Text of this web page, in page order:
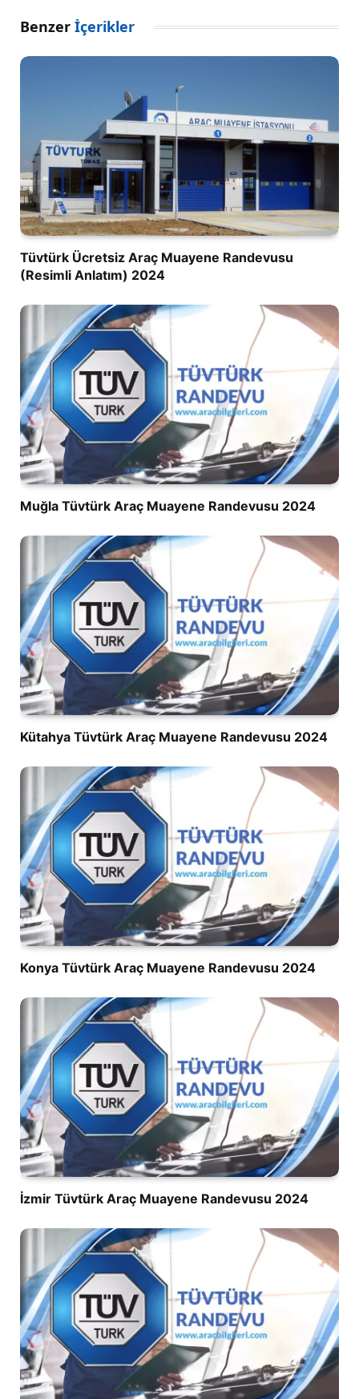
Benzer İçerikler
Tüvtürk Ücretsiz Araç Muayene Randevusu
(Resimli Anlatım) 2024
Muğla Tüvtürk Araç Muayene Randevusu 2024
Kütahya Tüvtürk Araç Muayene Randevusu 2024
Konya Tüvtürk Araç Muayene Randevusu 2024
İzmir Tüvtürk Araç Muayene Randevusu 2024